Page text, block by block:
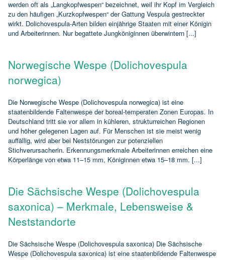
werden oft als „Langkopfwespen“ bezeichnet, weil ihr Kopf im Vergleich
zu den häufigen „Kurzkopfwespen“ der Gattung Vespula gestreckter
wirkt. Dolichovespula‑Arten bilden einjährige Staaten mit einer Königin
und Arbeiterinnen. Nur begattete Jungköniginnen überwintern [...]
Norwegische Wespe (Dolichovespula
norwegica)
Die Norwegische Wespe (Dolichovespula norwegica) ist eine
staatenbildende Faltenwespe der boreal‑temperaten Zonen Europas. In
Deutschland tritt sie vor allem in kühleren, strukturreichen Regionen
und höher gelegenen Lagen auf. Für Menschen ist sie meist wenig
auffällig, wird aber bei Neststörungen zur potenziellen
Stichverursacherin. Erkennungsmerkmale Arbeiterinnen erreichen eine
Körperlänge von etwa 11–15 mm, Königinnen etwa 15–18 mm. [...]
Die Sächsische Wespe (Dolichovespula
saxonica) – Merkmale, Lebensweise &
Neststandorte
Die Sächsische Wespe (Dolichovespula saxonica) Die Sächsische
Wespe (Dolichovespula saxonica) ist eine staatenbildende Faltenwespe